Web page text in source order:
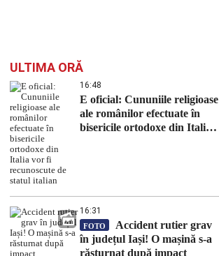
ULTIMA ORĂ
16:48
E oficial: Cununiile religioase
ale românilor efectuate în
bisericile ortodoxe din Italia
16:31
FOTO
Accident rutier grav
în județul Iași! O mașină s-a
răsturnat după impact